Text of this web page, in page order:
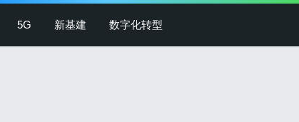
5G 新基建 数字化转型